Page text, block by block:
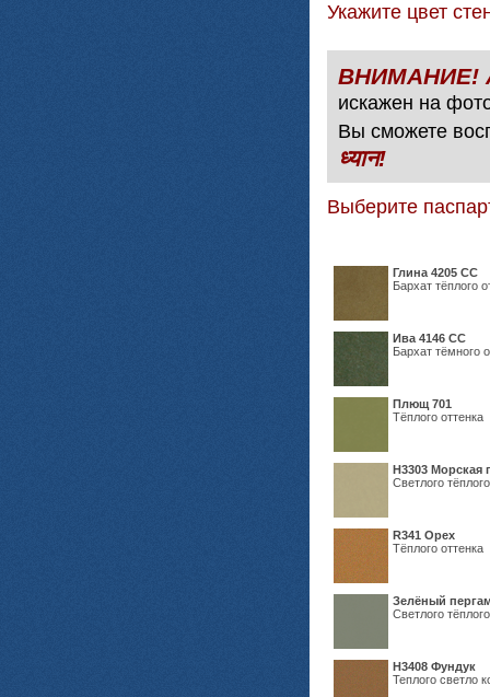
Укажите цвет
искажен на
Вы сможете
ध्यान!
Выберите
Глина 4205 СС
Бархат тёплого
Ива 4146 СС
Бархат тёмного
Плющ 701
Тёплого оттенка
H3303 Морская
Светлого
R341 Орех
Тёплого оттенка
Зелёный
Светлого
Н3408 Фундук
Теплого светло